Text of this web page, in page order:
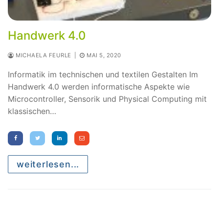
Handwerk 4.0
MICHAELA FEURLE MAI 5, 2020
Informatik im technischen und textilen Gestalten Im
Handwerk 4.0 werden informatische Aspekte wie
Microcontroller, Sensorik und Physical Computing mit
klassischen…
weiterlesen...